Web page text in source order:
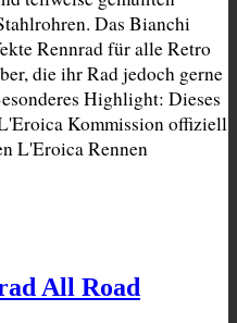
Das Bianchi
Rennrad für alle Retro
die ihr Rad jedoch gerne
Highlight: Dieses
Kommission offiziell
L'Eroica Rennen
All Road